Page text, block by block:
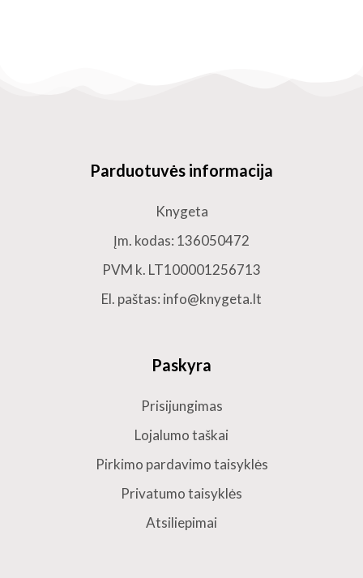
Paskyra
Prisijungimas
Lojalumo taškai
Pirkimo pardavimo taisyklės
Privatumo taisyklės
Atsiliepimai
Parduotuvės informacija
Knygeta
Įm. kodas: 136050472
PVM k. LT100001256713
El. paštas: info@knygeta.lt